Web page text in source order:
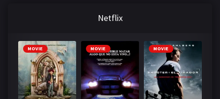
Netflix
MOVIE MOVIE MOVIE